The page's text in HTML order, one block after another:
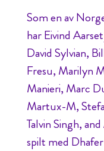
Som en av
har Eivind
David Sylvian,
Fresu, Marilyn
Manieri, Marc
Martux-M,
Talvin Singh,
spilt med